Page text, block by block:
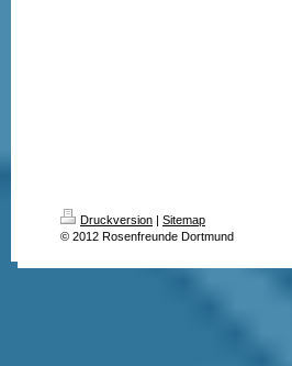
Druckversion | Sitemap
© 2012 Rosenfreunde Dortmund